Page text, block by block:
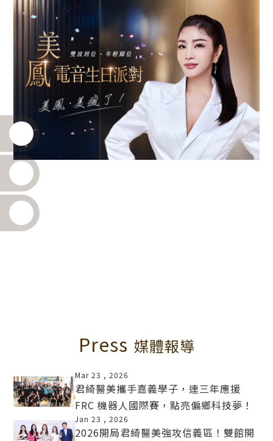
Press 媒體報導
Mar 23 , 2026
君綺醫美攜手嘉義學子，連三年應援
FRC 機器人國際賽，點亮偏鄉科技夢！
MORE
Jan 23 , 2026
2026開局君綺醫美強攻信義區！雙館開